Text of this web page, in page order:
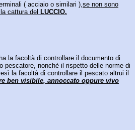
( acciaio o similari ),se non sono
cattura del LUCCIO.
la facoltà di controllare il documento di
pescatore, nonchè il rispetto delle norme di
la facoltà di controllare il pescato altrui il
ben visibile, annoccato oppure vivo